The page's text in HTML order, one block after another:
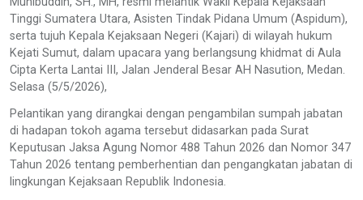
Tinggi Sumatera Utara, Asisten Tindak Pidana Umum (Aspidum),
serta tujuh Kepala Kejaksaan Negeri (Kajari) di wilayah hukum
Kejati Sumut, dalam upacara yang berlangsung khidmat di Aula
Cipta Kerta Lantai III, Jalan Jenderal Besar AH Nasution, Medan.
Selasa (5/5/2026),
Pelantikan yang dirangkai dengan pengambilan sumpah jabatan
di hadapan tokoh agama tersebut didasarkan pada Surat
Keputusan Jaksa Agung Nomor 488 Tahun 2026 dan Nomor 347
Tahun 2026 tentang pemberhentian dan pengangkatan jabatan di
lingkungan Kejaksaan Republik Indonesia.